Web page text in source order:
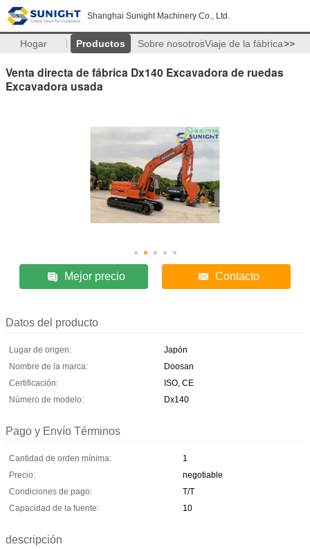
Shanghai Sunight Machinery Co., Ltd.
Hogar Productos Sobre nosotrosViaje de la fábrica>>
Venta directa de fábrica Dx140 Excavadora de ruedas
Excavadora usada
Mejor precio Contacto
Datos del producto
Lugar de origen:
Japón
Nombre de la marca:
Doosan
Certificación:
ISO, CE
Número de modelo:
Dx140
Pago y Envío Términos
Cantidad de orden mínima:
1
Precio:
negotiable
Condiciones de pago:
T/T
Capacidad de la fuente:
10
descripción